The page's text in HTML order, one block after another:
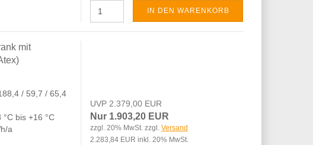
IN DEN WARENKORB
mit
/ 59,7 / 65,4
bis +16 °C
a
UVP 2.379,00 EUR
Nur 1.903,20 EUR
zzgl. 20% MwSt. zzgl. Versand
2.283,84 EUR inkl. 20% MwSt.